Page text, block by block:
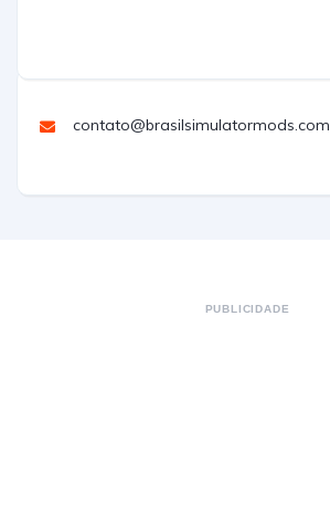
contato@brasilsimulatormods.com
PUBLICIDADE